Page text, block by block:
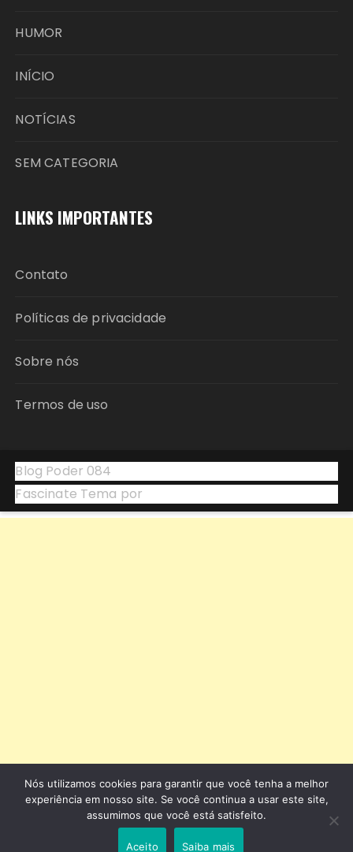
HUMOR
INÍCIO
NOTÍCIAS
SEM CATEGORIA
LINKS IMPORTANTES
Contato
Políticas de privacidade
Sobre nós
Termos de uso
Blog Poder 084
Fascinate Tema por
Nós utilizamos cookies para garantir que você tenha a melhor
experiência em nosso site. Se você continua a usar este site,
assumimos que você está satisfeito.
Aceito Saiba mais